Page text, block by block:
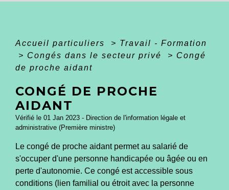
Accueil particuliers > Travail - Formation
> Congés dans le secteur privé > Congé
de proche aidant
CONGÉ DE PROCHE
AIDANT
Vérifié le 01 Jan 2023 - Direction de l'information légale et
administrative (Première ministre)
Le congé de proche aidant permet au salarié de
s'occuper d'une personne handicapée ou âgée ou en
perte d'autonomie. Ce congé est accessible sous
conditions (lien familial ou étroit avec la personne